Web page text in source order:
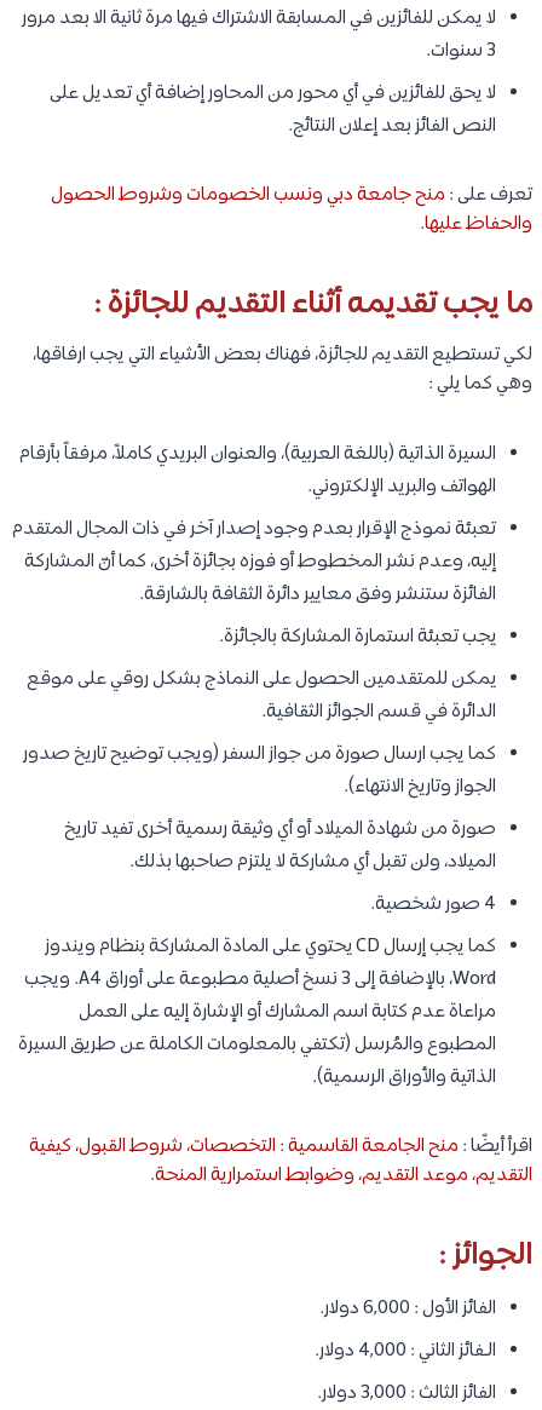
لا يمكن للفائزين في المسابقة الاشتراك فيها مرة ثانية الا بعد مرور
3 سنوات.
لا يحق للفائزين في أي محور من المحاور إضافة أي تعديل على
النص الفائز بعد إعلان النتائج.
تعرف على : منح جامعة دبي ونسب الخصومات وشروط الحصول
والحفاظ عليها.
ما يجب تقديمه أثناء التقديم للجائزة :
لكي تستطيع التقديم للجائزة، فهناك بعض الأشياء التي يجب ارفاقها،
وهي كما يلي :
السيرة الذاتية (باللغة العربية)، والعنوان البريدي كاملاً، مرفقاً بأرقام
الهواتف والبريد الإلكتروني.
تعبئة نموذج الإقرار بعدم وجود إصدار آخر في ذات المجال المتقدم
إليه، وعدم نشر المخطوط أو فوزه بجائزة أخرى، كما أنّ المشاركة
الفائزة ستنشر وفق معايير دائرة الثقافة بالشارقة.
يجب تعبئة استمارة المشاركة بالجائزة.
يمكن للمتقدمين الحصول على النماذج بشكل روقي على موقع
الدائرة في قسم الجوائز الثقافية.
كما يجب ارسال صورة من جواز السفر (ويجب توضيح تاريخ صدور
الجواز وتاريخ الانتهاء).
صورة من شهادة الميلاد أو أي وثيقة رسمية أخرى تفيد تاريخ
الميلاد، ولن تقبل أي مشاركة لا يلتزم صاحبها بذلك.
4 صور شخصية.
كما يجب إرسال CD يحتوي على المادة المشاركة بنظام ويندوز
Word، بالإضافة إلى 3 نسخ أصلية مطبوعة على أوراق A4. ويجب
مراعاة عدم كتابة اسم المشارك أو الإشارة إليه على العمل
المطبوع والمُرسل (تكتفي بالمعلومات الكاملة عن طريق السيرة
الذاتية والأوراق الرسمية).
اقرأ أيضًا : منح الجامعة القاسمية : التخصصات، شروط القبول، كيفية
التقديم، موعد التقديم، وضوابط استمرارية المنحة.
الجوائز :
الفائز الأول : 6,000 دولار.
الـفائز الثاني : 4,000 دولار.
الفائز الثالث : 3,000 دولار.